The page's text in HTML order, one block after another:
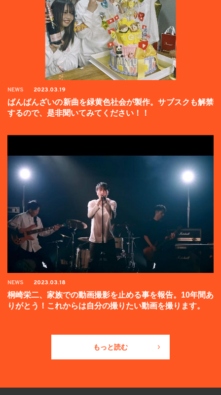
NEWS 2023.03.19
ばんばんざいの新曲を緑黄色社会が製作。サブスクも解禁
するので、是非聞いてみてください！！
NEWS 2023.03.18
桐崎栄二、家族での動画撮影を止める事を報告。10年間あ
りがとう！これからは自分の撮りたい動画を撮ります。
もっと読む